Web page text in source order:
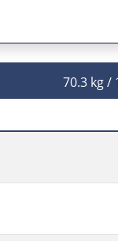
70.3 kg /